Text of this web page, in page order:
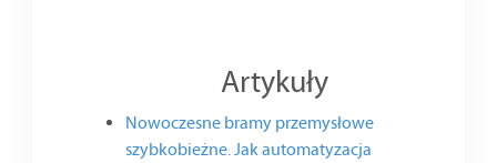
Artykuły
Nowoczesne bramy przemysłowe
szybkobieżne. Jak automatyzacja